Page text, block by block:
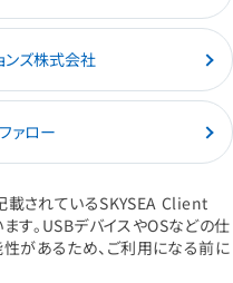
ンズ株式会社
ァロー
載されているSKYSEA Client
す。USBデバイスやOSなどの仕
があるため、ご利用になる前に